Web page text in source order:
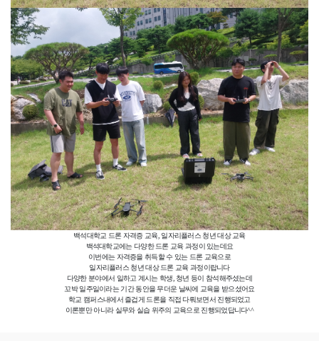
백석대학교 드론 자격증 교육, 일자리플러스 청년 대상 교육
백석대학교에는 다양한 드론 교육 과정이 있는데요
이번에는 자격증을 취득할 수 있는 드론 교육으로
일자리플러스 청년 대상 드론 교육 과정이랍니다
다양한 분야에서 일하고 계시는 학생, 청년 등이 참석해주셨는데
꼬박 일주일이라는 기간 동안을 무더운 날씨에 교육을 받으셨어요
학교 캠퍼스내에서 즐겁게 드론을 직접 다뤄보면서 진행되었고
이론뿐만 아니라 실무와 실습 위주의 교육으로 진행되었답니다^^